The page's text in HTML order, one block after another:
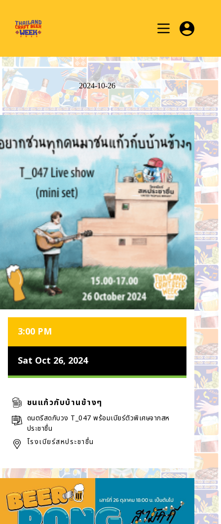
content
2024-10-26
3:00 PM
Sat Oct 26, 2024
ชนแก้วกับบ้านข้างๆ
ดนตรีสดกับวง T_047 พร้อมเบียร์ตัวพิเศษจากสห
ประชาชื่น
โรงเบียร์สหประชาชื่น